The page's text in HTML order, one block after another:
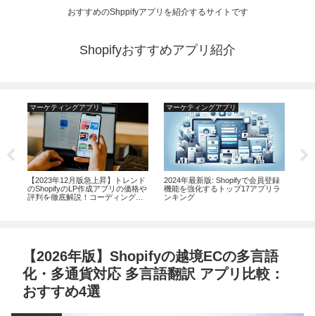
おすすめのShppifyアプリを紹介するサイトです
Shopifyおすすめアプリ紹介
マーケティングアプリ
【2023年12月版急上昇】トレンド
のShopifyのLP作成アプリの価格や
評判を徹底解説！コーディングな
マーケティングアプリ
2024年最新版: Shopifyで会員登録
機能を強化するトップ17アプリラ
ンキング
【2026年版】Shopifyの越境ECの多言語
化・多通貨対応 多言語翻訳 アプリ比較：
おすすめ4選